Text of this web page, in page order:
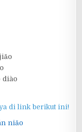
diào
di link berikut ini!
niǎo